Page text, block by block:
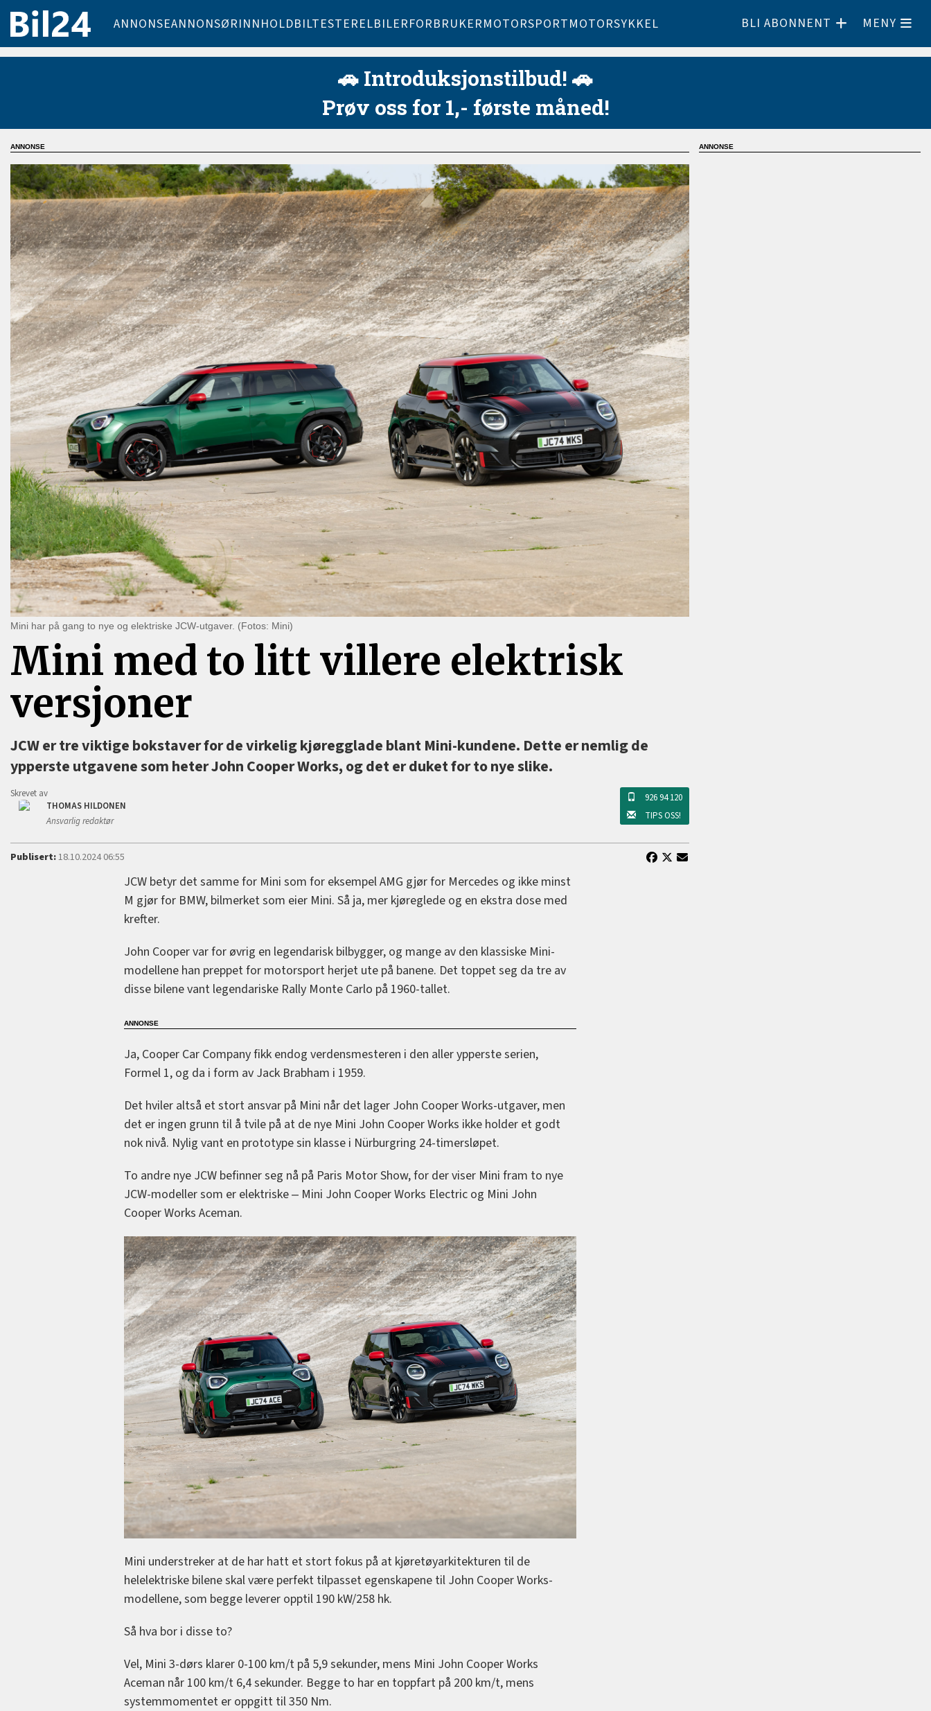
ANNONSEANNONSØRINNHOLDBILTESTERELBILERFORBRUKERMOTORSPORTMOTORSYKKEL BLI ABONNENT MENY
🚗 Introduksjonstilbud! 🚗
Prøv oss for 1,- første måned!
Mini har på gang to nye og elektriske JCW-utgaver. (Fotos: Mini)
Mini med to litt villere elektrisk
versjoner
JCW er tre viktige bokstaver for de virkelig kjøregglade blant Mini-kundene. Dette er nemlig de
ypperste utgavene som heter John Cooper Works, og det er duket for to nye slike.
Skrevet av
THOMAS HILDONEN
Ansvarlig redaktør
926 94 120
TIPS OSS!
Publisert:18.10.2024 06:55
JCW betyr det samme for Mini som for eksempel AMG gjør for Mercedes og ikke minst
M gjør for BMW, bilmerket som eier Mini. Så ja, mer kjøreglede og en ekstra dose med
krefter.
John Cooper var for øvrig en legendarisk bilbygger, og mange av den klassiske Mini-
modellene han preppet for motorsport herjet ute på banene. Det toppet seg da tre av
disse bilene vant legendariske Rally Monte Carlo på 1960-tallet.
Ja, Cooper Car Company fikk endog verdensmesteren i den aller ypperste serien,
Formel 1, og da i form av Jack Brabham i 1959.
Det hviler altså et stort ansvar på Mini når det lager John Cooper Works-utgaver, men
det er ingen grunn til å tvile på at de nye Mini John Cooper Works ikke holder et godt
nok nivå. Nylig vant en prototype sin klasse i Nürburgring 24-timersløpet.
To andre nye JCW befinner seg nå på Paris Motor Show, for der viser Mini fram to nye
JCW-modeller som er elektriske ‒ Mini John Cooper Works Electric og Mini John
Cooper Works Aceman.
Mini understreker at de har hatt et stort fokus på at kjøretøyarkitekturen til de
helelektriske bilene skal være perfekt tilpasset egenskapene til John Cooper Works-
modellene, som begge leverer opptil 190 kW/258 hk.
Så hva bor i disse to?
Vel, Mini 3-dørs klarer 0-100 km/t på 5,9 sekunder, mens Mini John Cooper Works
Aceman når 100 km/t 6,4 sekunder. Begge to har en toppfart på 200 km/t, mens
systemmomentet er oppgitt til 350 Nm.